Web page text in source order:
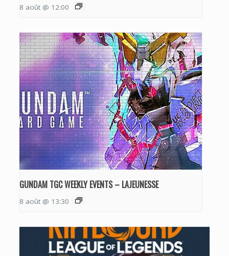
8 août @ 12:00
GUNDAM TGC WEEKLY EVENTS – LAJEUNESSE
8 août @ 13:30